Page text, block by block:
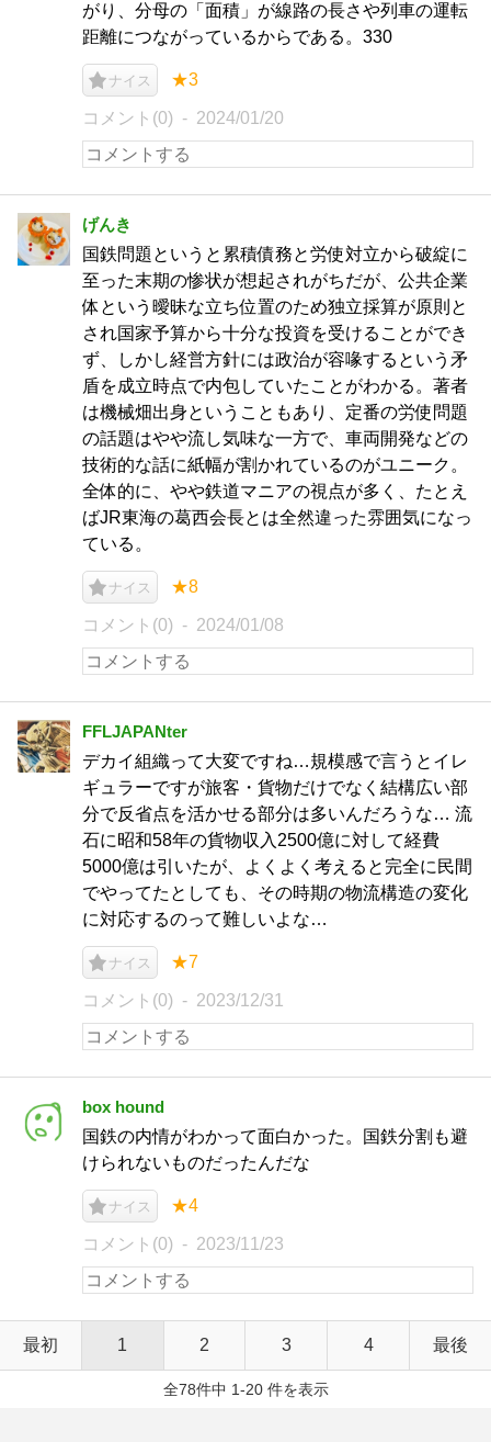
がり、分母の「面積」が線路の長さや列車の運転
距離につながっているからである。330
ナイス ★3
コメント(0) 2024/01/20
げんき
国鉄問題というと累積債務と労使対立から破綻に
至った末期の惨状が想起されがちだが、公共企業
体という曖昧な立ち位置のため独立採算が原則と
され国家予算から十分な投資を受けることができ
ず、しかし経営方針には政治が容喙するという矛
盾を成立時点で内包していたことがわかる。著者
は機械畑出身ということもあり、定番の労使問題
の話題はやや流し気味な一方で、車両開発などの
技術的な話に紙幅が割かれているのがユニーク。
全体的に、やや鉄道マニアの視点が多く、たとえ
ばJR東海の葛西会長とは全然違った雰囲気になっ
ている。
ナイス ★8
コメント(0) 2024/01/08
FFLJAPANter
デカイ組織って大変ですね…規模感で言うとイレ
ギュラーですが旅客・貨物だけでなく結構広い部
分で反省点を活かせる部分は多いんだろうな… 流
石に昭和58年の貨物収入2500億に対して経費
5000億は引いたが、よくよく考えると完全に民間
でやってたとしても、その時期の物流構造の変化
に対応するのって難しいよな…
ナイス ★7
コメント(0) 2023/12/31
box hound
国鉄の内情がわかって面白かった。国鉄分割も避
けられないものだったんだな
ナイス ★4
コメント(0) 2023/11/23
最初 1 2 3 4 最後
全78件中 1-20 件を表示